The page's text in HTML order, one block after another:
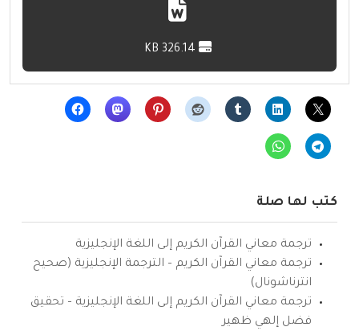
كتب لها صلة
ترجمة معاني القرآن الكريم إلى اللغة الإنجليزية
ترجمة معاني القرآن الكريم – الترجمة الإنجليزية (صحيح
انترناشونال)
ترجمة معاني القرآن الكريم إلى اللغة الإنجليزية – تحقيق
فضل إلهي ظهير